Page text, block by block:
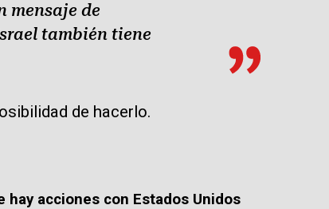
mensaje de
también tiene
de hacerlo.
hay acciones con Estados Unidos